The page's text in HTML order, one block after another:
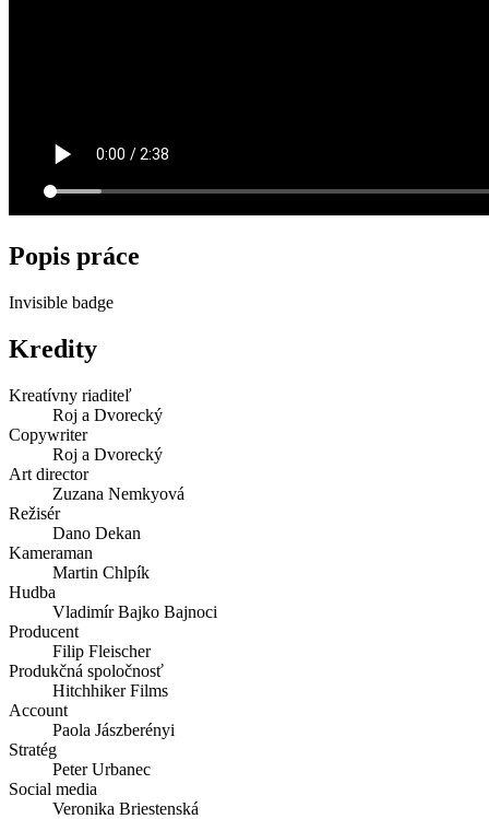
Popis práce
Invisible badge
Kredity
Kreatívny riaditeľ
Roj a Dvorecký
Copywriter
Roj a Dvorecký
Art director
Zuzana Nemkyová
Režisér
Dano Dekan
Kameraman
Martin Chlpík
Hudba
Vladimír Bajko Bajnoci
Producent
Filip Fleischer
Produkčná spoločnosť
Hitchhiker Films
Account
Paola Jászberényi
Stratég
Peter Urbanec
Social media
Veronika Briestenská